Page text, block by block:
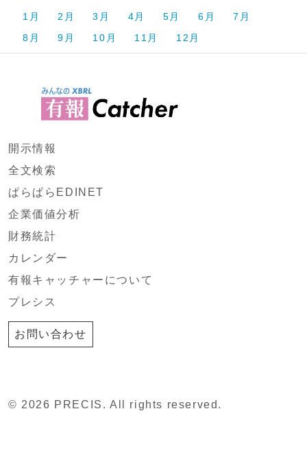
1月 2月 3月 4月 5月 6月
7月
8月
9月 10月 11月 12月
開示情報
全文検索
ぱらぱらEDINET
企業価値分析
財務統計
カレンダー
有報キャッチャーについて
プレシス
お問い合わせ
© 2026 PRECIS. All rights reserved.